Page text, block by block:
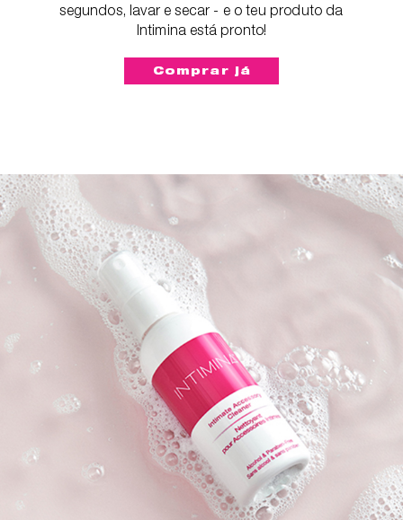
segundos, lavar e secar - e o teu produto da
Intimina está pronto!
Comprar já